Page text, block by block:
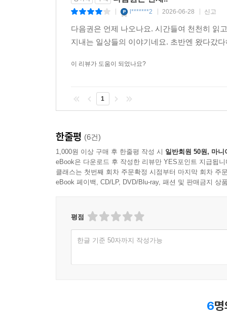
l*******2 2026-06-28 신고
다음권은 언제 나오나요. 시간들여 천천히 읽
지내는 일상들의 이야기네요. 초반엔 왔다갔
이 리뷰가 도움이 되었나요?
1
한줄평 (6건)
1,000원 이상 구매 후 한줄평 작성 시 일반회원 50원, 마니
eBook은 다운로드 후 작성한 리뷰만 YES포인트 지급됩니
클래스는 첫번째 회차 주문확정 시점부터 마지막 회차 주
eBook 페이백, CD/LP, DVD/Blu-ray, 패션 및 판매금지 상
평점
한글 기준 50자까지 작성가능
6